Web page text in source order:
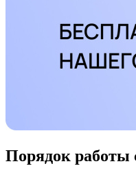
Порядок работы